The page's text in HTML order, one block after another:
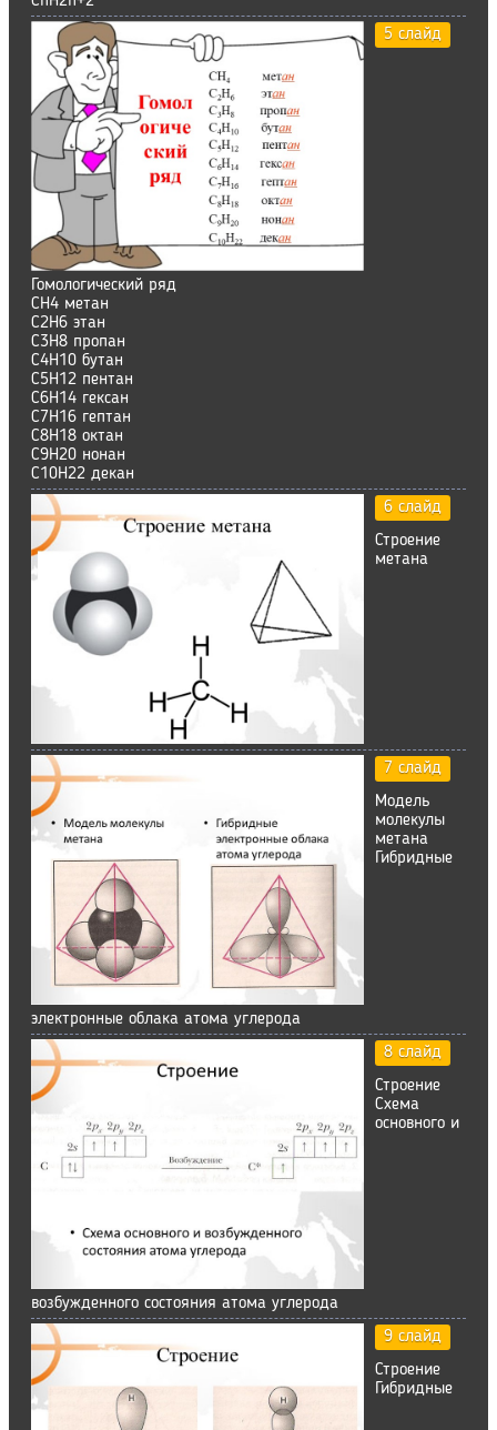
5 слайд
Гомологический ряд
СН4 метан
С2H6 этан
C3H8 пропан
C4H10 бутан
C5H12 пентан
C6H14 гексан
C7H16 гептан
C8H18 октан
C9H20 нонан
C10H22 декан
6 слайд
Строение
метана
7 слайд
Модель
молекулы
метана
Гибридные
электронные облака атома углерода
8 слайд
Строение
Схема
основного и
возбужденного состояния атома углерода
9 слайд
Строение
Гибридные